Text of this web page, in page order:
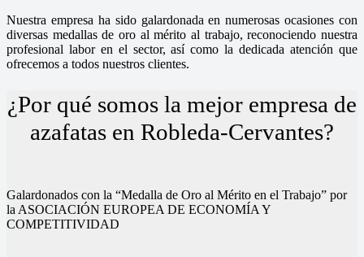
Nuestra empresa ha sido galardonada en numerosas ocasiones con
diversas medallas de oro al mérito al trabajo, reconociendo nuestra
profesional labor en el sector, así como la dedicada atención que
ofrecemos a todos nuestros clientes.
¿Por qué somos la mejor empresa de
azafatas en Robleda-Cervantes?
Galardonados con la “Medalla de Oro al Mérito en el Trabajo” por
la ASOCIACIÓN EUROPEA DE ECONOMÍA Y
COMPETITIVIDAD